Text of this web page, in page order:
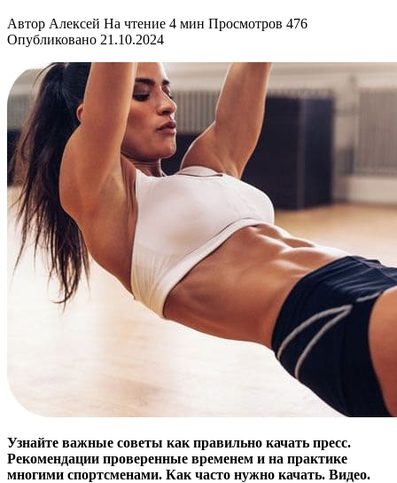
Автор Алексей На чтение 4 мин Просмотров 476
Опубликовано 21.10.2024
Узнайте важные советы как правильно качать пресс.
Рекомендации проверенные временем и на практике
многими спортсменами. Как часто нужно качать. Видео.